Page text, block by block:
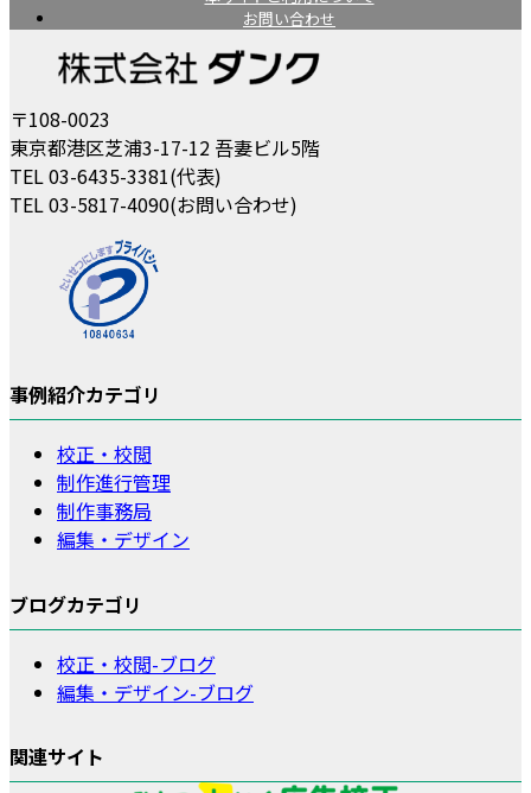
お問い合わせ
〒108-0023
東京都港区芝浦3-17-12 吾妻ビル5階
TEL 03-6435-3381(代表)
TEL 03-5817-4090(お問い合わせ)
事例紹介カテゴリ
校正・校閲
制作進行管理
制作事務局
編集・デザイン
ブログカテゴリ
校正・校閲-ブログ
編集・デザイン-ブログ
関連サイト